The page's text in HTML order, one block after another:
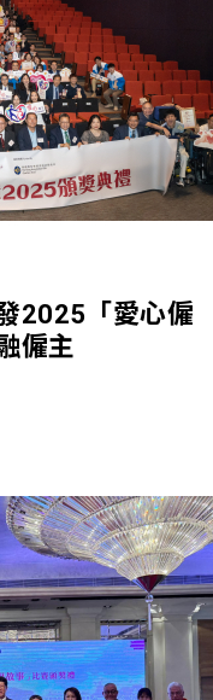
2025「愛心僱
僱主